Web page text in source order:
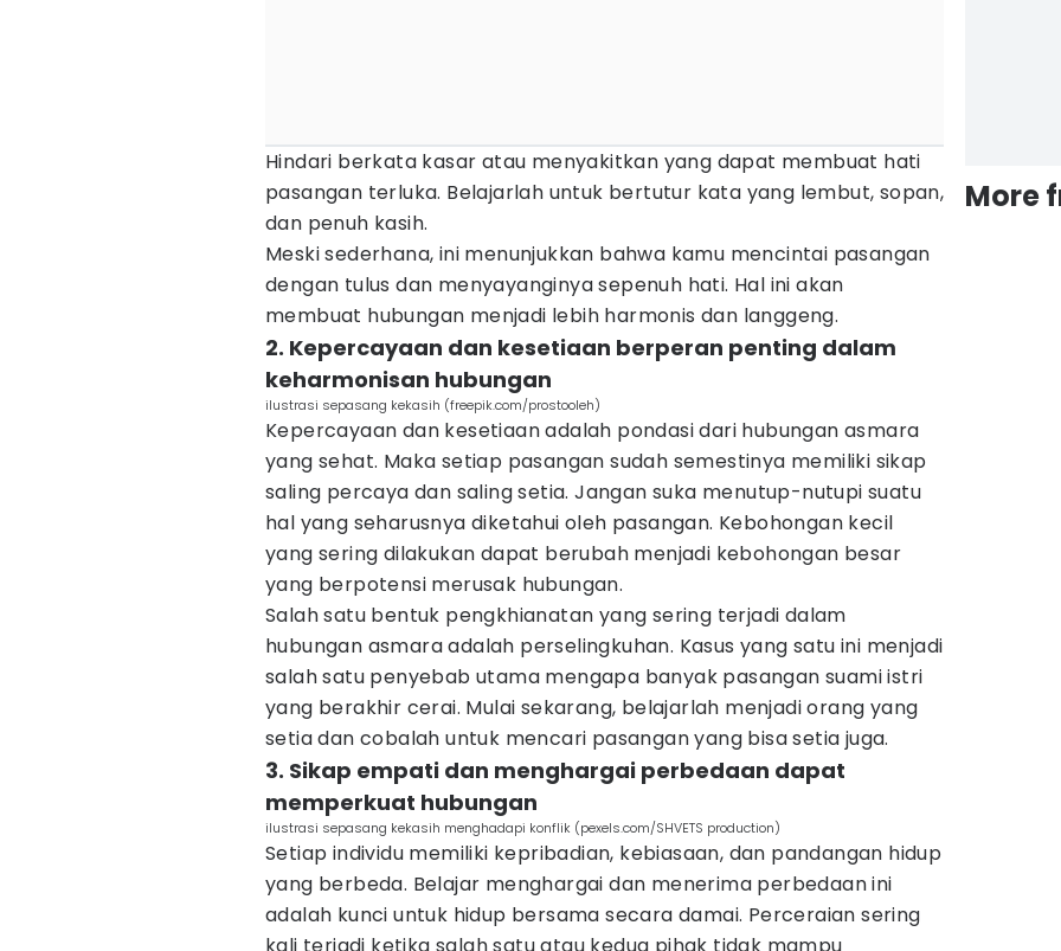
Hindari berkata kasar atau menyakitkan yang dapat membuat hati
pasangan terluka. Belajarlah untuk bertutur kata yang lembut, sopan,
dan penuh kasih.
Meski sederhana, ini menunjukkan bahwa kamu mencintai pasangan
dengan tulus dan menyayanginya sepenuh hati. Hal ini akan
membuat hubungan menjadi lebih harmonis dan langgeng.
2. Kepercayaan dan kesetiaan berperan penting dalam
keharmonisan hubungan
ilustrasi sepasang kekasih (freepik.com/prostooleh)
Kepercayaan dan kesetiaan adalah pondasi dari hubungan asmara
yang sehat. Maka setiap pasangan sudah semestinya memiliki sikap
saling percaya dan saling setia. Jangan suka menutup-nutupi suatu
hal yang seharusnya diketahui oleh pasangan. Kebohongan kecil
yang sering dilakukan dapat berubah menjadi kebohongan besar
yang berpotensi merusak hubungan.
Salah satu bentuk pengkhianatan yang sering terjadi dalam
hubungan asmara adalah perselingkuhan. Kasus yang satu ini menjadi
salah satu penyebab utama mengapa banyak pasangan suami istri
yang berakhir cerai. Mulai sekarang, belajarlah menjadi orang yang
setia dan cobalah untuk mencari pasangan yang bisa setia juga.
3. Sikap empati dan menghargai perbedaan dapat
memperkuat hubungan
ilustrasi sepasang kekasih menghadapi konflik (pexels.com/SHVETS production)
Setiap individu memiliki kepribadian, kebiasaan, dan pandangan hidup
yang berbeda. Belajar menghargai dan menerima perbedaan ini
adalah kunci untuk hidup bersama secara damai. Perceraian sering
More